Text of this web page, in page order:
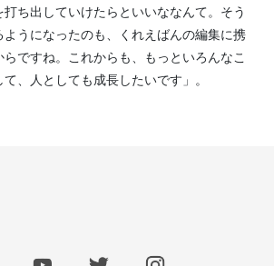
ち出していけたらといいななんて。そう
ようになったのも、くれえばんの編集に携
ですね。これからも、もっといろんなこ
、人としても成長したいです」。